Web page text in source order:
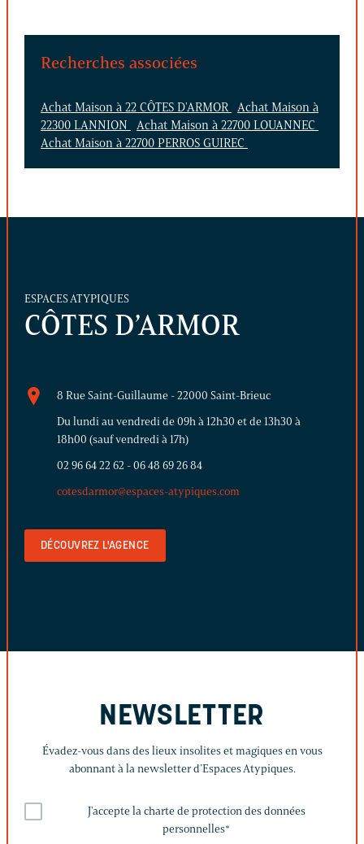
Recherches associées
Achat Maison à 22 CÔTES D'ARMOR
Achat Maison à
22300 LANNION
Achat Maison à 22700 LOUANNEC
Achat Maison à 22700 PERROS GUIREC
ESPACES ATYPIQUES
CÔTES D’ARMOR
8 Rue Saint-Guillaume - 22000 Saint-Brieuc
Du lundi au vendredi de 09h à 12h30 et de 13h30 à
18h00 (sauf vendredi à 17h)
02 96 64 22 62 -06 48 69 26 84
cotesdarmor@espaces-atypiques.com
DÉCOUVREZ L'AGENCE
NEWSLETTER
Évadez-vous dans des lieux insolites et magiques en vous
abonnant à la newsletter d’Espaces Atypiques.
J'accepte la charte de protection des données
personnelles*